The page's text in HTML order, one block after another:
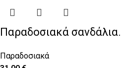
Παραδοσιακά σανδάλια.
Παραδοσιακά